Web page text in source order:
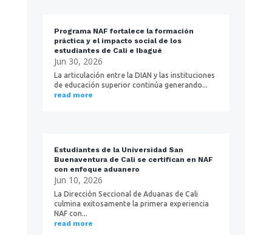
Programa NAF fortalece la formación
práctica y el impacto social de los
estudiantes de Cali e Ibagué
Jun 30, 2026
La articulación entre la DIAN y las instituciones
de educación superior continúa generando...
read more
Estudiantes de la Universidad San
Buenaventura de Cali se certifican en NAF
con enfoque aduanero
Jun 10, 2026
La Dirección Seccional de Aduanas de Cali
culmina exitosamente la primera experiencia
NAF con...
read more